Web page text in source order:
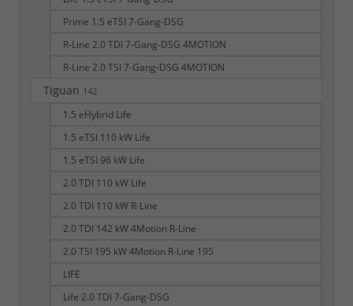
Prime 1.5 eTSI 7-Gang-DSG
R-Line 2.0 TDI 7-Gang-DSG 4MOTION
R-Line 2.0 TSI 7-Gang-DSG 4MOTION
Tiguan 142
1.5 eHybrid Life
1.5 eTSI 110 kW Life
1.5 eTSI 96 kW Life
2.0 TDI 110 kW Life
2.0 TDI 110 kW R-Line
2.0 TDI 142 kW 4Motion R-Line
2.0 TSI 195 kW 4Motion R-Line 195
LIFE
Life 2.0 TDI 7-Gang-DSG